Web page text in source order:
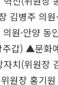
김병주 의
원·안양
주갑) ▲문화
치(위원장
원장 홍기원